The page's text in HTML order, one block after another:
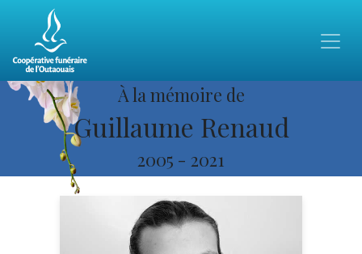
À la mémoire de
Guillaume Renaud
2005 - 2021